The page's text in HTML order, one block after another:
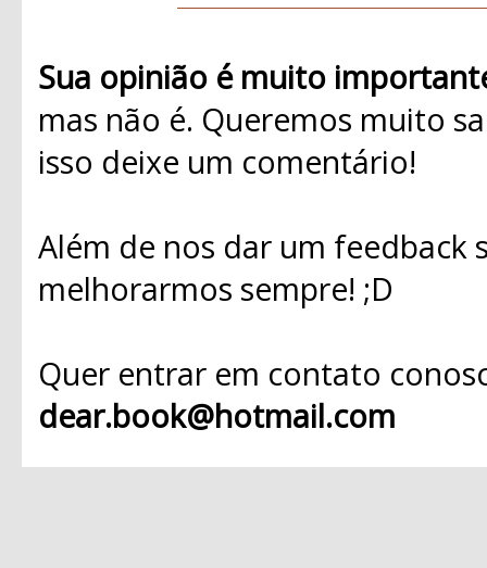
Sua opinião é muito
mas não é. Queremos muito
isso deixe um comentário!
Além de nos dar um
melhorarmos sempre! ;D
Quer entrar em contato
dear.book@hotmail.com